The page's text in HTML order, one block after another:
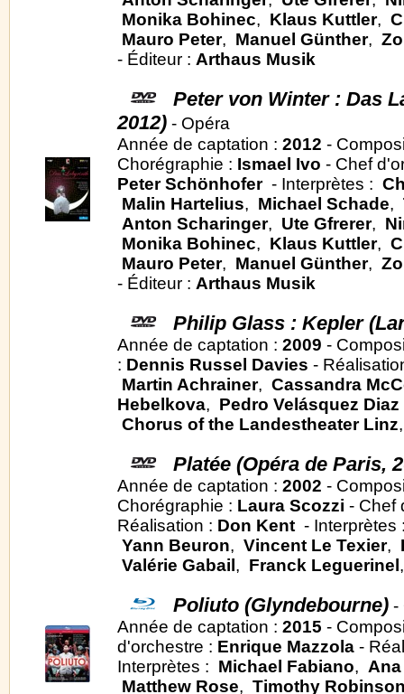
Monika Bohinec, Klaus Kuttler,
Mauro Peter, Manuel Günther,
- Éditeur : Arthaus Musik
Peter von Winter : Das
2012) - Opéra
Année de captation : 2012 -
Chorégraphie : Ismael Ivo - Chef
Peter Schönhofer- Interprètes :
Malin Hartelius, Michael Schade,
Anton Scharinger, Ute Gfrerer,
Monika Bohinec, Klaus Kuttler,
Mauro Peter, Manuel Günther,
- Éditeur : Arthaus Musik
Philip Glass : Kepler
Année de captation : 2009 -
: Dennis Russel Davies -
Martin Achrainer, Cassandra
Hebelkova, Pedro Velásquez Diaz
Chorus of the Landestheater Linz
Platée (Opéra de Paris,
Année de captation : 2002 -
Chorégraphie : Laura Scozzi - Chef
Réalisation : Don Kent -
Yann Beuron, Vincent Le Texier,
Valérie Gabail , Franck Leguerinel
Poliuto (Glyndebourne) -
Année de captation : 2015 -
d'orchestre : Enrique Mazzola -
Interprètes : Michael Fabiano,
Matthew Rose, Timothy